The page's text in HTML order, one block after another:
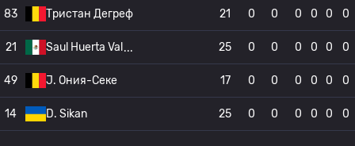
83 Тристан Дегреф 21 0 0 0 0 0 0
21 Saul Huerta Val 25 0 0 0 0 0 0
49 J. Ония-Секе 17 0 0 0 0 0 0
14 D. Sikan 25 0 0 0 0 0 0